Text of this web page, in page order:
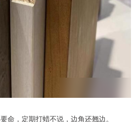
命，定期打蜡不说，边角还翘边。